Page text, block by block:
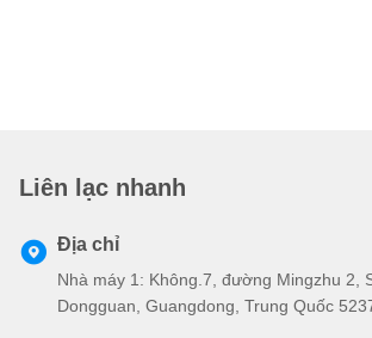
Liên lạc nhanh
Địa chỉ
Nhà máy 1: Không.7, đường Mingzhu 2,
Dongguan, Guangdong, Trung Quốc